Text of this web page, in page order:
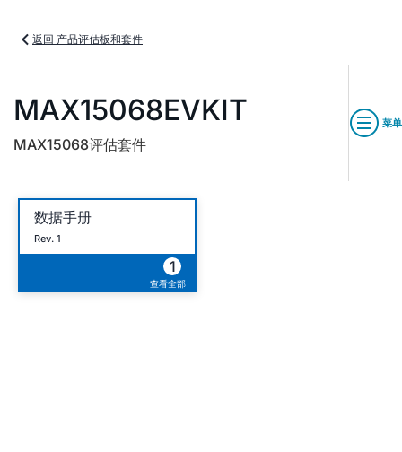
返回 产品评估板和套件
MAX15068EVKIT
MAX15068评估套件
菜单
数据手册
Rev. 1
1
查看全部